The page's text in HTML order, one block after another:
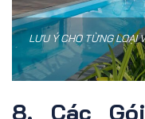
LƯU Ý CHO TỪNG LOẠI
8. Các